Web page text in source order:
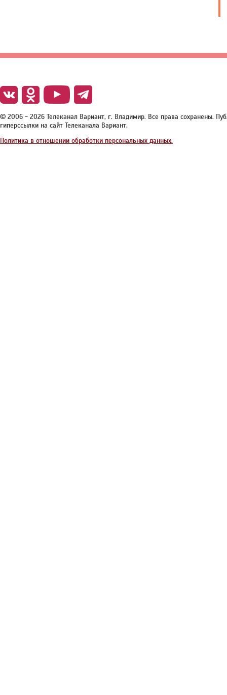
© 2006 - 2026 Телеканал Вариант, г. Владимир. Все права сохранены.
гиперссылки на сайт Телеканала Вариант.
Политика в отношении обработки персональных данных.